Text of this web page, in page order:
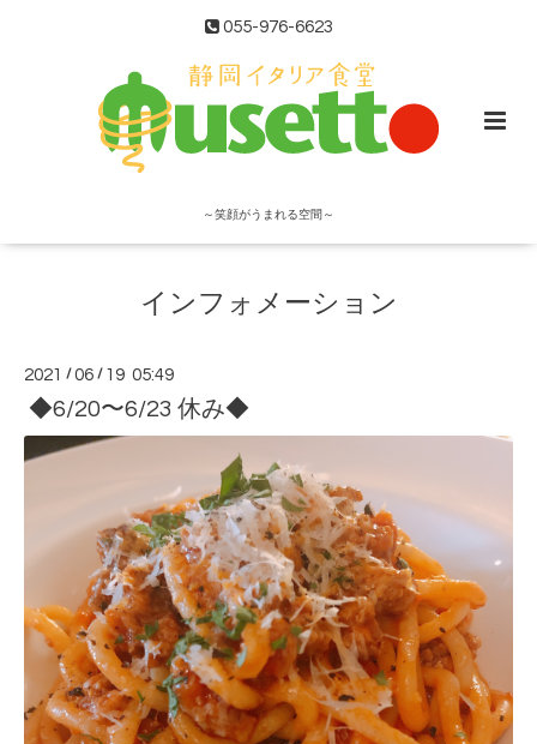
055-976-6623
～笑顔がうまれる空間～
インフォメーション
2021 /06 / 19 05:49
◆6/20〜6/23 休み◆